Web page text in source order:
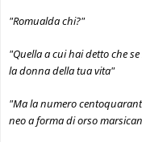
"Romualda chi?"
"Quella a cui hai detto che
la donna della tua vita"
"Ma la numero
neo a forma di orso